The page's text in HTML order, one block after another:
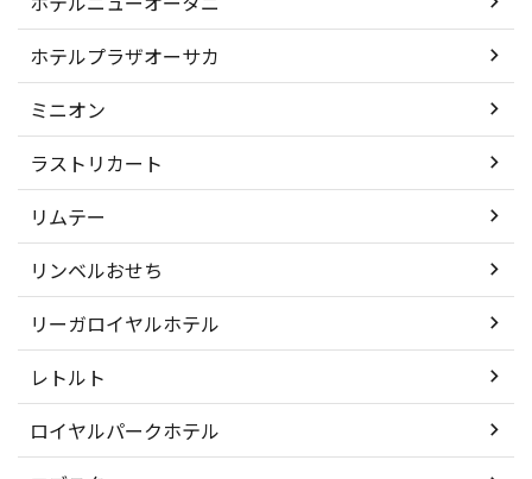
ホテルプラザオーサカ
ミニオン
ラストリカート
リムテー
リンベルおせち
リーガロイヤルホテル
レトルト
ロイヤルパークホテル